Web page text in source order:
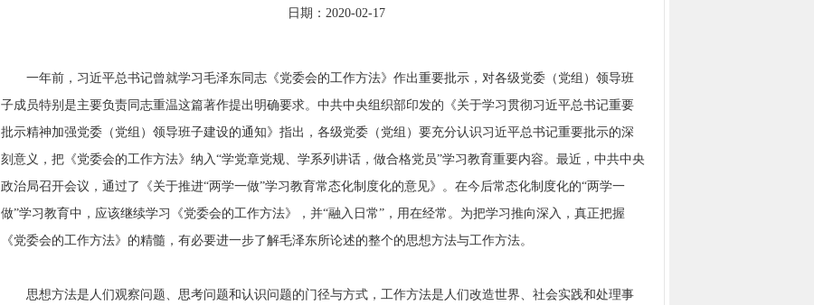
日期：2020-02-17
一年前，习近平总书记曾就学习毛泽东同志《党委会的工作方法》作出重要批示，对各级党委（党组）领导班
子成员特别是主要负责同志重温这篇著作提出明确要求。中共中央组织部印发的《关于学习贯彻习近平总书记重要
批示精神加强党委（党组）领导班子建设的通知》指出，各级党委（党组）要充分认识习近平总书记重要批示的深
刻意义，把《党委会的工作方法》纳入“学党章党规、学系列讲话，做合格党员”学习教育重要内容。最近，中共中央
政治局召开会议，通过了《关于推进“两学一做”学习教育常态化制度化的意见》。在今后常态化制度化的“两学一
做”学习教育中，应该继续学习《党委会的工作方法》，并“融入日常”，用在经常。为把学习推向深入，真正把握
《党委会的工作方法》的精髓，有必要进一步了解毛泽东所论述的整个的思想方法与工作方法。
思想方法是人们观察问题、思考问题和认识问题的门径与方式，工作方法是人们改造世界、社会实践和处理事